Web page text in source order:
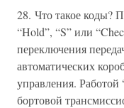
28. Что такое коды?
“Hold”, “S” или
переключения
автоматических
управления.
бортовой